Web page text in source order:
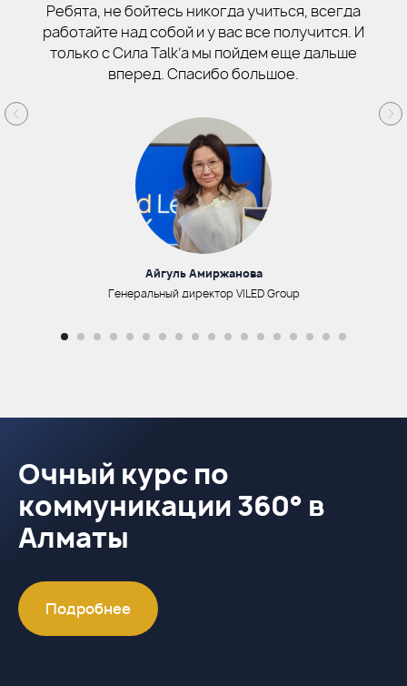
Ребята, не бойтесь никогда учиться, всегда
работайте над собой и у вас все получится. И
только с Сила Talk’a мы пойдем еще дальше
вперед. Спасибо большое.
Айгуль Амиржанова
Генеральный директор VILED Group
Очный курс по
коммуникации 360° в
Алматы
Подробнее